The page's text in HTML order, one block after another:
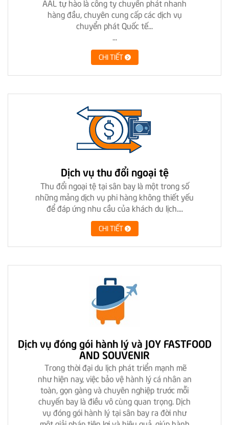
AAL tự hào là công ty chuyển phát nhanh
hàng đầu, chuyên cung cấp các dịch vụ
chuyển phát Quốc tế...
CHI TIẾT
Dịch vụ thu đổi ngoại tệ
Thu đổi ngoại tệ tại sân bay là một trong số
những mảng dịch vụ phi hàng không thiết yếu
để đáp ứng nhu cầu của khách du lịch....
CHI TIẾT
Dịch vụ đóng gói hành lý và JOY FASTFOOD
AND SOUVENIR
Trong thời đại du lịch phát triển mạnh mẽ
như hiện nay, việc bảo vệ hành lý cá nhân an
toàn, gọn gàng và chuyên nghiệp trước mỗi
chuyến bay là điều vô cùng quan trọng. Dịch
vụ đóng gói hành lý tại sân bay ra đời như